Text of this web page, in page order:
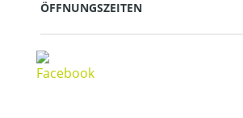
ÖFFNUNGSZEITEN